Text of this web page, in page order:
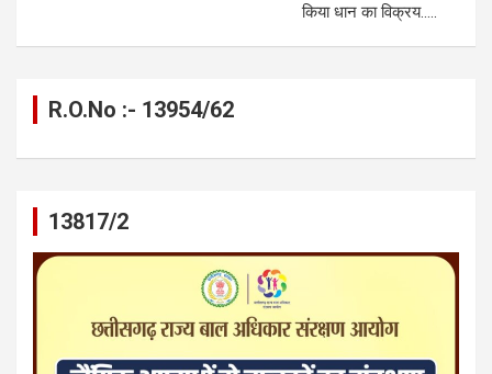
किया धान का विक्रय…..
R.O.No :- 13954/62
13817/2